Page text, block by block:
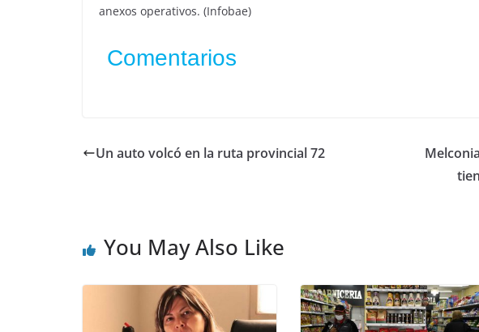
anexos operativos. (Infobae)
Comentarios
Un auto volcó en la ruta provincial 72
You May Also Like